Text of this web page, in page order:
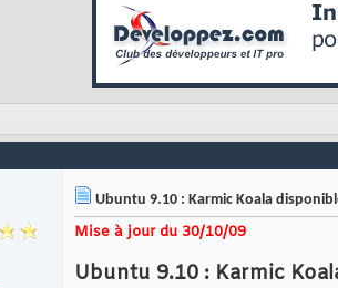
Ubuntu 9.10 : Karmic Koala
Mise à jour du 30/10/09
Ubuntu 9.10 : Karmic